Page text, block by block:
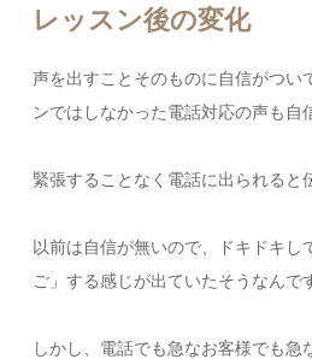
レッスン後の変化
声を出すことそのものに自信がつい
ンではしなかった電話対応の声も自
緊張することなく電話に出られると
以前は自信が無いので、ドキドキし
ご」する感じが出ていたそうなんで
しかし、電話でも急なお客様でも急